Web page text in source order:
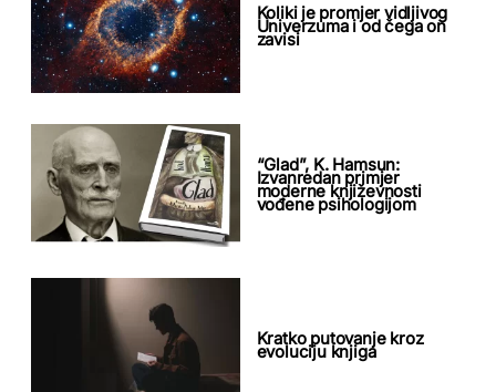
Koliki je promjer vidljivog
Univerzuma i od čega on
zavisi
“Glad”, K. Hamsun:
Izvanredan primjer
moderne književnosti
vođene psihologijom
Kratko putovanje kroz
evoluciju knjiga